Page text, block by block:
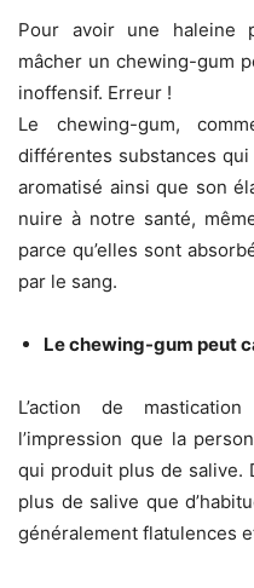
Pour avoir une haleine
mâcher un chewing-gum
inoffensif. Erreur !
Le chewing-gum,
différentes substances
aromatisé ainsi que son
nuire à notre santé,
parce qu’elles sont
par le sang.
Le chewing-gum peut
L’action de
l’impression que la
qui produit plus de salive.
plus de salive que
généralement flatulences